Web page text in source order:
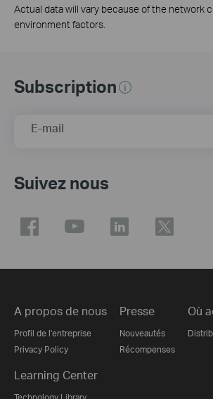
Actual data will vary because of the network
environment factors.
Subscription
E-mail
Suivez nous
A propos de nous
Profil de l'entreprise
Privacy Policy
Presse
Nouveautés
Récompenses
Où
Learning Center